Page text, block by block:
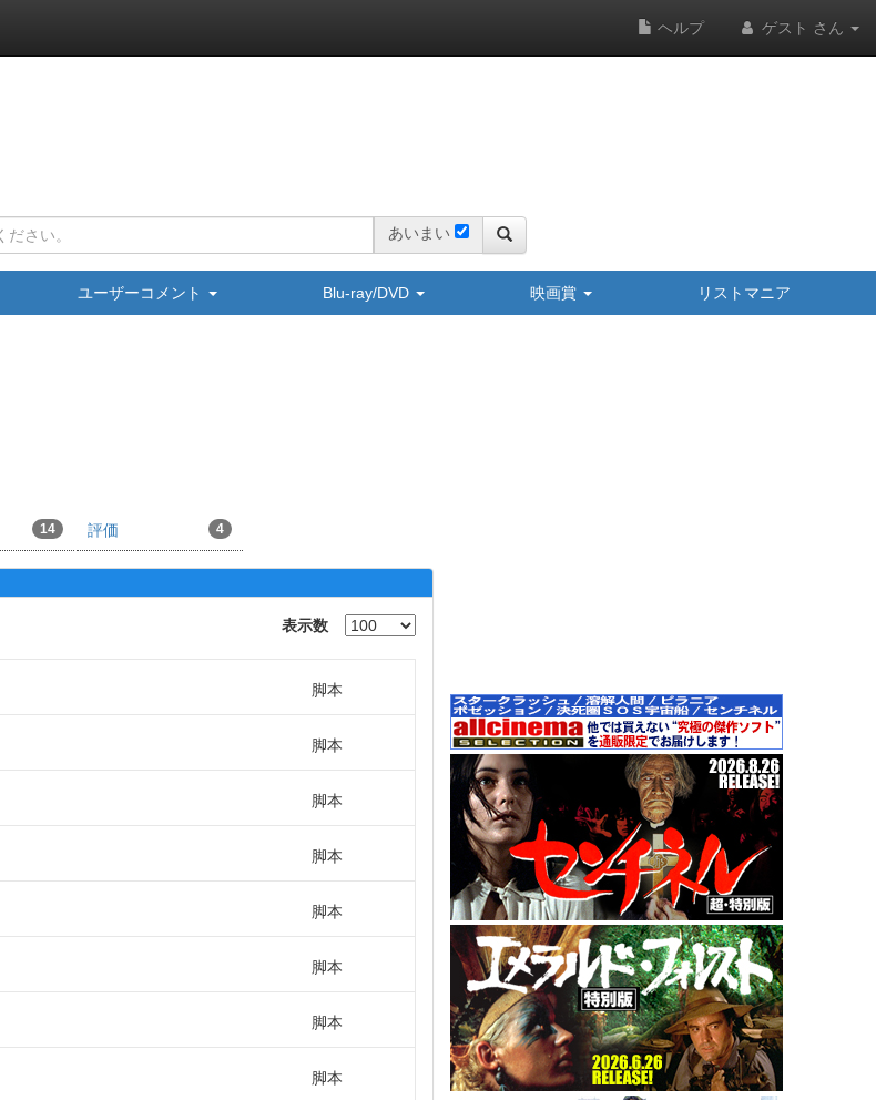
ヘルプ ゲスト さん
あいまい
ユーザーコメント Blu-ray/DVD 映画賞 リストマニア
14 評価 4
表示数
脚本
脚本
脚本
脚本
脚本
脚本
脚本
脚本